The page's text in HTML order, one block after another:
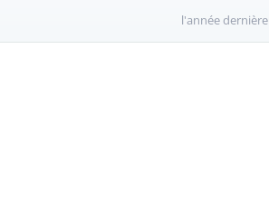
l'année dernière